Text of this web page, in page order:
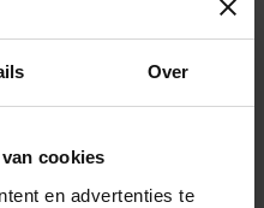
Over
cookies
en advertenties te